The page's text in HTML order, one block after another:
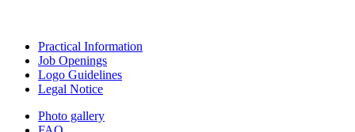
Practical Information
Job Openings
Logo Guidelines
Legal Notice
Photo gallery